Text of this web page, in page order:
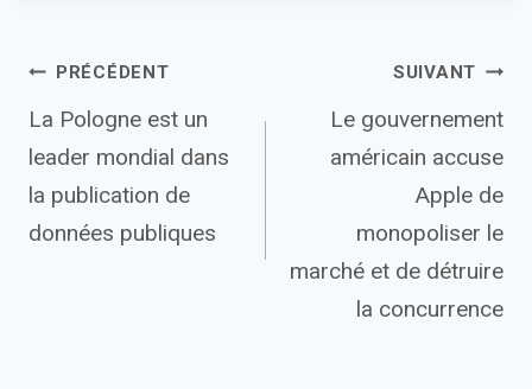
Navigation
de
l’article
PRÉCÉDENT
La Pologne est un
leader mondial dans
la publication de
données publiques
SUIVANT
Le gouvernement
américain accuse
Apple de
monopoliser le
marché et de détruire
la concurrence